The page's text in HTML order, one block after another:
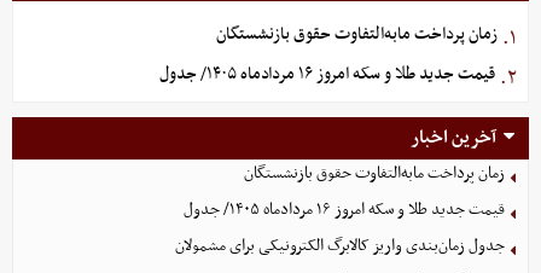
۱. زمان پرداخت مابه‌التفاوت حقوق بازنشستگان
۲. قیمت جدید طلا و سکه امروز ۱۶ مردادماه ۱۴۰۵/ جدول
آخرین اخبار
زمان پرداخت مابه‌التفاوت حقوق بازنشستگان
قیمت جدید طلا و سکه امروز ۱۶ مردادماه ۱۴۰۵/ جدول
جدول زمان‌بندی واریز کالابرگ الکترونیکی برای مشمولان